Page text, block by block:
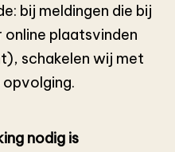
bij meldingen die bij
online plaatsvinden
schakelen wij met
nodig is